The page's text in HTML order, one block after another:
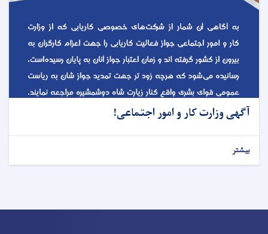
آگهی وزارت کار و امور اجتماعی!
بیشتر